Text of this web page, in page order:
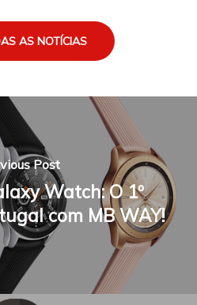
AS NOTÍCIAS
Post
Watch: O 1º
com MB WAY!